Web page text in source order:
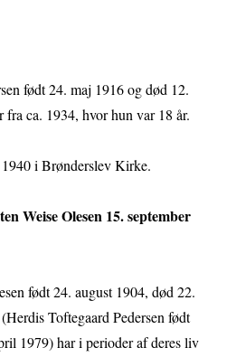
født 24. maj 1916 og død 12.
ca. 1934, hvor hun var 18 år.
i Brønderslev Kirke.
Weise Olesen 15. september
født 24. august 1904, død 22.
Toftegaard Pedersen født
1979) har i perioder af deres liv